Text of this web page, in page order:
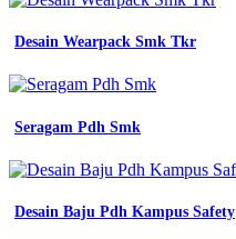
Desain Wearpack Smk Tkr
Seragam Pdh Smk
Desain Baju Pdh Kampus Safety